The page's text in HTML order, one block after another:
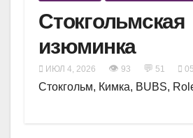
Стокгольмская
изюминка
ИЮЛ 4, 2026 👁 93 💬 51
Стокгольм, Кимка, BUBS,